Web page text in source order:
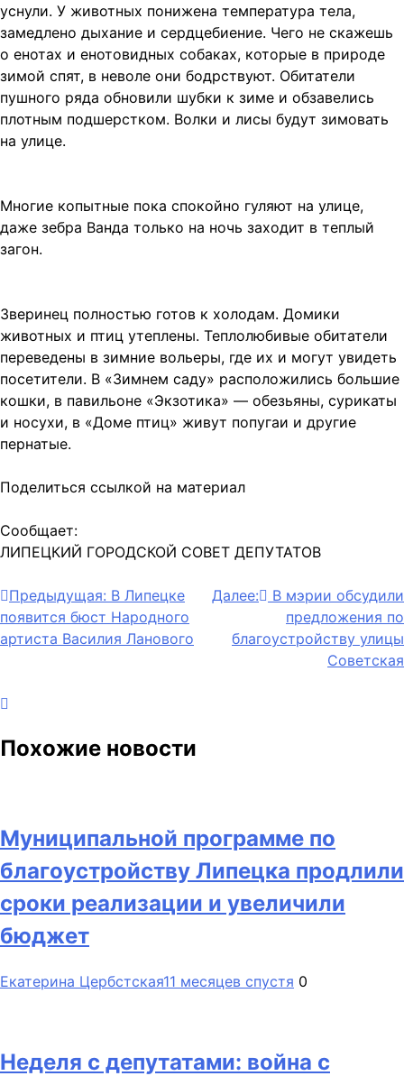
уснули. У животных понижена температура тела,
замедлено дыхание и сердцебиение. Чего не скажешь
о енотах и енотовидных собаках, которые в природе
зимой спят, в неволе они бодрствуют. Обитатели
пушного ряда обновили шубки к зиме и обзавелись
плотным подшерстком. Волки и лисы будут зимовать
на улице.
Многие копытные пока спокойно гуляют на улице,
даже зебра Ванда только на ночь заходит в теплый
загон.
Зверинец полностью готов к холодам. Домики
животных и птиц утеплены. Теплолюбивые обитатели
переведены в зимние вольеры, где их и могут увидеть
посетители. В «Зимнем саду» расположились большие
кошки, в павильоне «Экзотика» — обезьяны, сурикаты
и носухи, в «Доме птиц» живут попугаи и другие
пернатые.
Поделиться ссылкой на материал
Сообщает:
ЛИПЕЦКИЙ ГОРОДСКОЙ СОВЕТ ДЕПУТАТОВ
Навигация
по
Предыдущая: В Липецке
появится бюст Народного
артиста Василия Ланового
Далее:
В мэрии обсудили
предложения по
благоустройству улицы
Советская
Похожие новости
Муниципальной программе по
благоустройству Липецка продлили
сроки реализации и увеличили
бюджет
Екатерина Цербстская11 месяцев спустя 0
Неделя с депутатами: война с